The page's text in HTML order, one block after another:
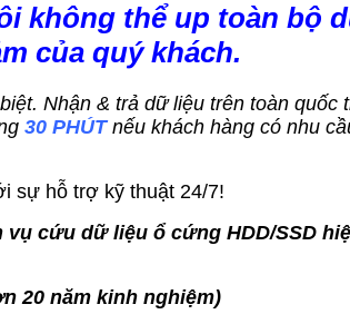
không thể up toàn bộ
của quý khách.
Nhận & trả dữ liệu trên toàn quốc
30 PHÚTnếu khách hàng có nhu
sự hỗ trợ kỹ thuật 24/7!
cứu dữ liệu ổ cứng HDD/SSD
20 năm kinh nghiệm)